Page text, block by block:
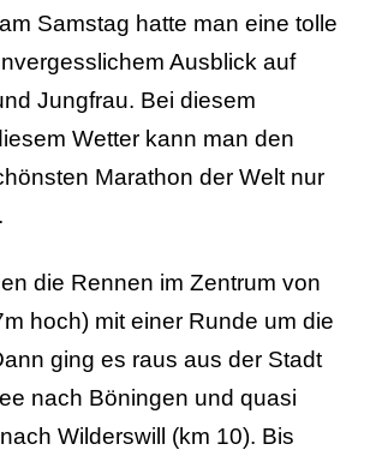
Samstag hatte man eine tolle
Ausblick auf
Jungfrau. Bei diesem
Wetter kann man den
Marathon der Welt nur
die Rennen im Zentrum von
hoch) mit einer Runde um die
ging es raus aus der Stadt
nach Böningen und quasi
Wilderswill (km 10). Bis